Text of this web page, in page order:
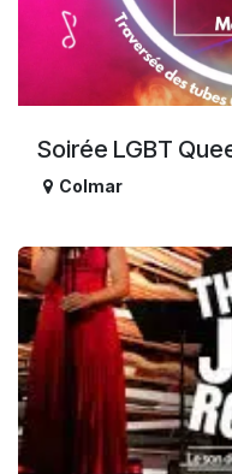
Soirée LGBT
Colmar